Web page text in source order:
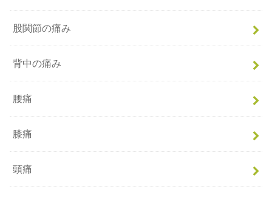
股関節の痛み
背中の痛み
腰痛
膝痛
頭痛